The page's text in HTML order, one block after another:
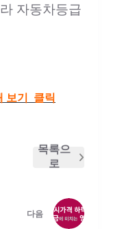
자동차등급
보기 클릭
목록으
로
다음